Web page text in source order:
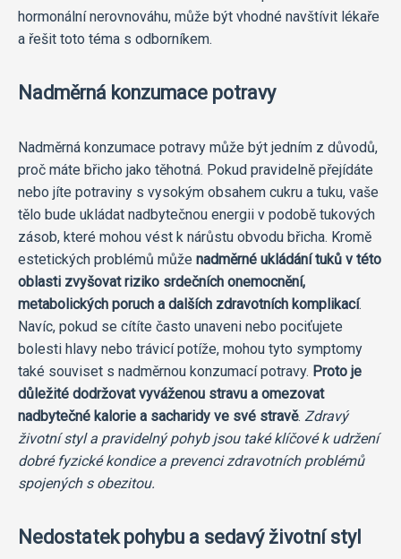
hormonální nerovnováhu, může být vhodné navštívit lékaře
a řešit toto téma s odborníkem.
Nadměrná konzumace potravy
Nadměrná konzumace potravy může být jedním z důvodů,
proč máte břicho jako těhotná. Pokud pravidelně přejídáte
nebo jíte potraviny s vysokým obsahem cukru a tuku, vaše
tělo bude ukládat nadbytečnou energii v podobě tukových
zásob, které mohou vést k nárůstu obvodu břicha. Kromě
estetických problémů může nadměrné ukládání tuků v této
oblasti zvyšovat riziko srdečních onemocnění,
metabolických poruch a dalších zdravotních komplikací.
Navíc, pokud se cítíte často unaveni nebo pociťujete
bolesti hlavy nebo trávicí potíže, mohou tyto symptomy
také souviset s nadměrnou konzumací potravy. Proto je
důležité dodržovat vyváženou stravu a omezovat
nadbytečné kalorie a sacharidy ve své stravě. Zdravý
životní styl a pravidelný pohyb jsou také klíčové k udržení
dobré fyzické kondice a prevenci zdravotních problémů
spojených s obezitou.
Nedostatek pohybu a sedavý životní styl